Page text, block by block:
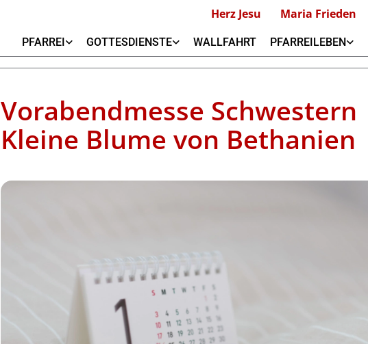
Herz Jesu Maria Frieden
PFARREI GOTTESDIENSTE WALLFAHRT PFARREILEBEN
Vorabendmesse Schwestern
Kleine Blume von Bethanien